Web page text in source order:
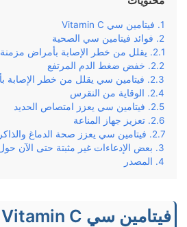
فيتامين سي Vitamin C
فوائد فيتامين سي الصحية
يقلل من خطر الإصابة بأمراض مزمنة
خفض ضغط الدم المرتفع
فيتامين سي يقلل من خطر الإصابة
الوقاية من النقرس
فيتامين سي يعزز امتصاص الحديد
تعزيز جهاز المناعة
فيتامين سي يعزز صحة الدماغ
بعض الإدعاءات غير مثبتة حتى الآن
المصدر
فيتامين سي Vitamin C